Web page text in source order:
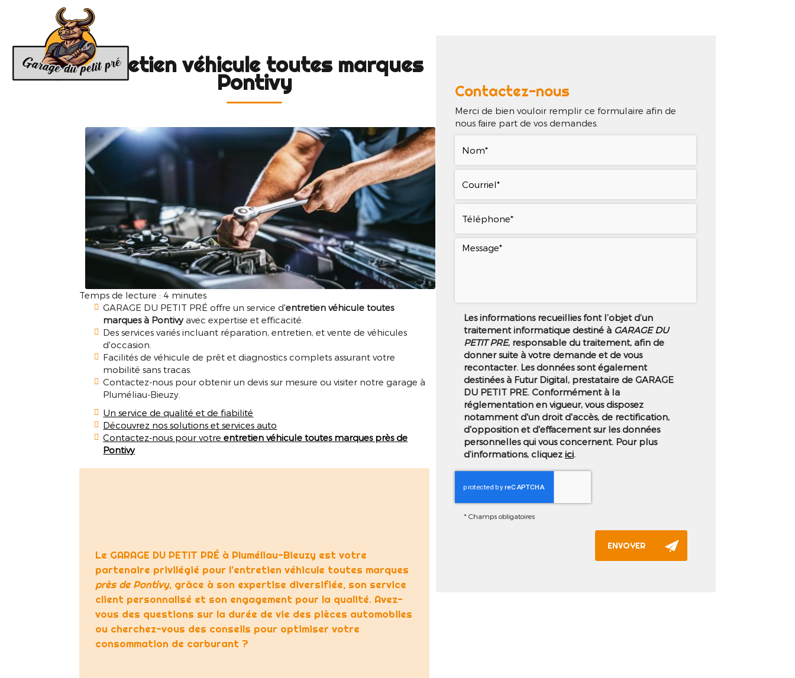
DU
PETIT
PRÉ
Entretien véhicule toutes marques
Pontivy
Temps de lecture : 4 minutes
GARAGE DU PETIT PRÉ offre un service d'entretien véhicule toutes
marques à Pontivyavec expertise et efficacité.
Des services variés incluant réparation, entretien, et vente de véhicules
d'occasion.
Facilités de véhicule de prêt et diagnostics complets assurant votre
mobilité sans tracas.
Contactez-nous pour obtenir un devis sur mesure ou visiter notre garage à
Pluméliau-Bieuzy.
Un service de qualité et de fiabilité
Découvrez nos solutions et services auto
Contactez-nous pour votreentretien véhicule toutes marques près de
Pontivy
Le GARAGE DU PETIT PRÉ à Pluméliau-Bieuzy est votre
partenaire privilégié pour l'entretien véhicule toutes marques
près de Pontivy, grâce à son expertise diversifiée, son service
client personnalisé et son engagement pour la qualité. Avez-
vous des questions sur la durée de vie des pièces automobiles
ou cherchez-vous des conseils pour optimiser votre
consommation de carburant ?
Contactez-nous
Merci de bien vouloir remplir ce formulaire afin de
nous faire part de vos demandes.
Les informations recueillies font l’objet d’un
traitement informatique destiné àGARAGE DU
PETIT PRE, responsable du traitement, afin de
donner suite à votre demande et de vous
recontacter. Les données sont également
destinées à Futur Digital, prestataire de GARAGE
DU PETIT PRE. Conformément à la
réglementation en vigueur, vous disposez
notamment d'un droit d'accès, de rectification,
d'opposition et d'effacement sur les données
personnelles qui vous concernent. Pour plus
d’informations, cliquez ici.
* Champs obligatoires